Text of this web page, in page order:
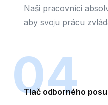
Naši pracovníci
aby svoju prácu
04
Tlač odborného